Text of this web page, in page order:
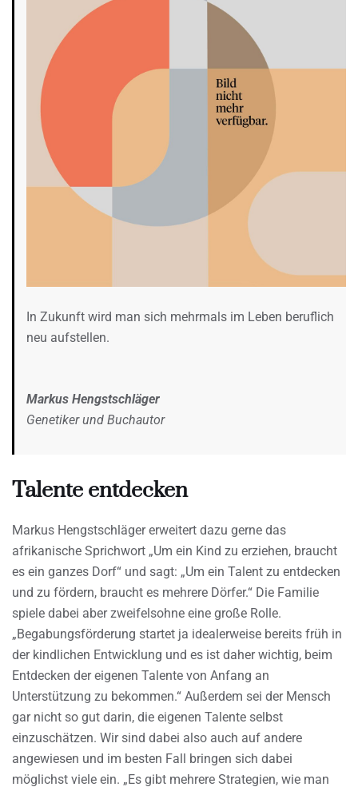
In Zukunft wird man sich mehrmals im Leben beruflich
neu aufstellen.
Markus Hengstschläger
Genetiker und Buchautor
Talente entdecken
Markus Hengstschläger erweitert dazu gerne das
afrikanische Sprichwort „Um ein Kind zu erziehen, braucht
es ein ganzes Dorf“ und sagt: „Um ein Talent zu entdecken
und zu fördern, braucht es mehrere Dörfer.“ Die Familie
spiele dabei aber zweifelsohne eine große Rolle.
„Begabungsförderung startet ja idealerweise bereits früh in
der kindlichen Entwicklung und es ist daher wichtig, beim
Entdecken der eigenen Talente von Anfang an
Unterstützung zu bekommen.“ Außerdem sei der Mensch
gar nicht so gut darin, die eigenen Talente selbst
einzuschätzen. Wir sind dabei also auch auf andere
angewiesen und im besten Fall bringen sich dabei
möglichst viele ein. „Es gibt mehrere Strategien, wie man